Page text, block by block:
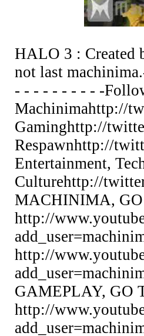
HALO 3 : Created
not last
- - - - - - - - - -
Machinimahttp://
Gaminghttp://
Respawnhttp://
Entertainment,
Culturehttp://
MACHINIMA,
http://
http://
GAMEPLAY, GO
http://